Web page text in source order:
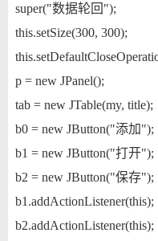
super("数据轮回");
this.setSize(300, 300);
p = new JPanel();
tab = new JTable(my, title);
b0 = new JButton("添加");
b1 = new JButton("打开");
b2 = new JButton("保存");
b1.addActionListener(this);
b2.addActionListener(this);